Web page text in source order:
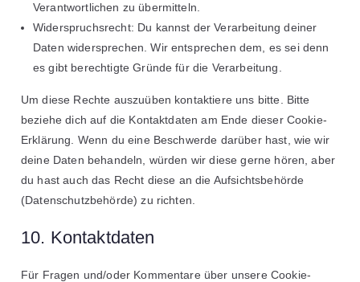
Verantwortlichen zu übermitteln.
Widerspruchsrecht: Du kannst der Verarbeitung deiner
Daten widersprechen. Wir entsprechen dem, es sei denn
es gibt berechtigte Gründe für die Verarbeitung.
Um diese Rechte auszuüben kontaktiere uns bitte. Bitte
beziehe dich auf die Kontaktdaten am Ende dieser Cookie-
Erklärung. Wenn du eine Beschwerde darüber hast, wie wir
deine Daten behandeln, würden wir diese gerne hören, aber
du hast auch das Recht diese an die Aufsichtsbehörde
(Datenschutzbehörde) zu richten.
10. Kontaktdaten
Für Fragen und/oder Kommentare über unsere Cookie-